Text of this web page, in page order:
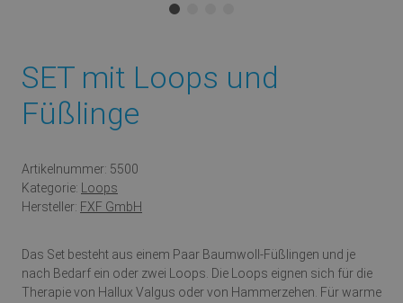
SET mit Loops und
Füßlinge
Artikelnummer: 5500
Kategorie:
Loops
Hersteller: FXF GmbH
Das Set besteht aus einem Paar Baumwoll-Füßlingen und je
nach Bedarf ein oder zwei Loops. Die Loops eignen sich für die
Therapie von Hallux Valgus oder von Hammerzehen. Für warme